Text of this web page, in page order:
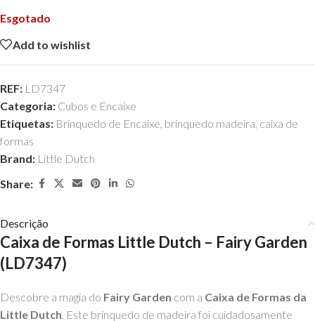
Esgotado
Add to wishlist
REF: LD7347
Categoria: Cubos e Encaixe
Etiquetas: Brinquedo de Encaixe, brinquedo madeira, caixa de
formas
Brand: Little Dutch
Share:
Descrição
Caixa de Formas Little Dutch – Fairy Garden
(LD7347)
Descobre a magia do Fairy Garden com a Caixa de Formas da
Little Dutch. Este brinquedo de madeira foi cuidadosamente